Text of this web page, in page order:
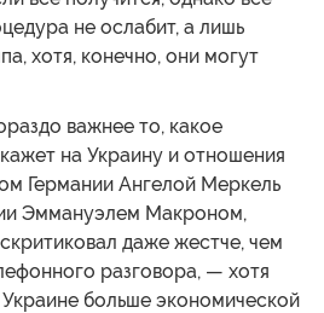
не ослабит, а лишь
хотя, конечно, они могут
важнее то, какое
на Украину и отношения
Германии Ангелой Меркель
Эммануэлем Макроном,
даже жестче, чем
разговора, — хотя
больше экономической